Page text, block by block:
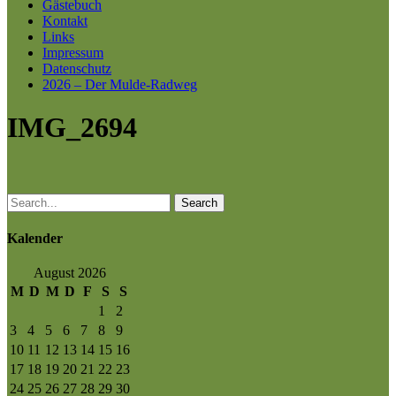
Gästebuch
Kontakt
Links
Impressum
Datenschutz
2026 – Der Mulde-Radweg
IMG_2694
Search
Kalender
August 2026
M D M D F S
S
1
2
3
4 5 6 7 8
9
10 11 12 13 14 15 16
17 18 19 20 21 22 23
24 25 26 27 28 29 30